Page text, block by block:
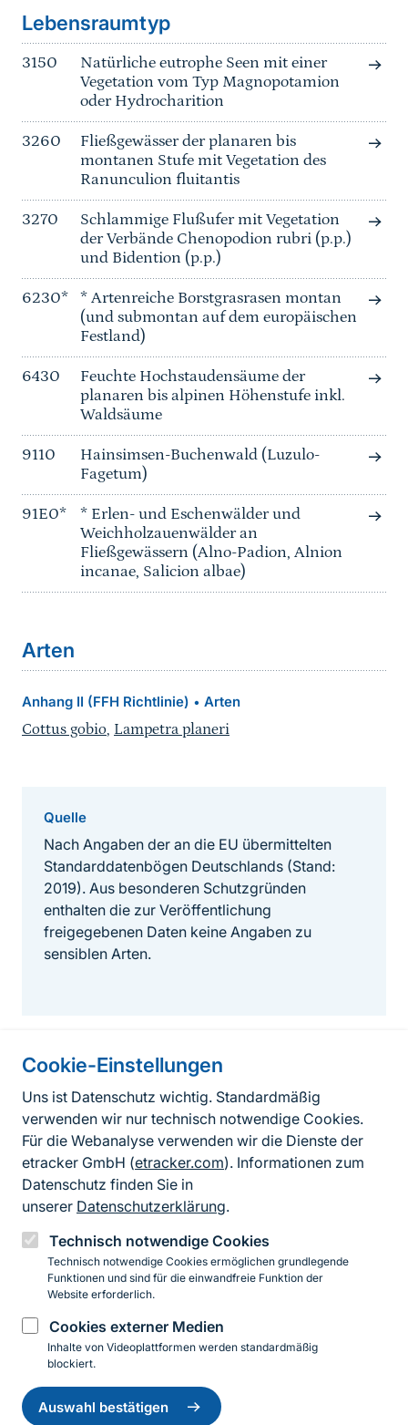
Cookie-Einstellungen
Uns ist Datenschutz wichtig. Standardmäßig
verwenden wir nur technisch notwendige Cookies.
Für die Webanalyse verwenden wir die Dienste der
etracker GmbH (etracker.com). Informationen zum
Datenschutz finden Sie in
unserer Datenschutzerklärung.
Technisch notwendige Cookies
Technisch notwendige Cookies ermöglichen grundlegende
Funktionen und sind für die einwandfreie Funktion der
Website erforderlich.
Cookies externer Medien
Inhalte von Videoplattformen werden standardmäßig
blockiert.
Auswahl bestätigen
Einwilligung
zurückziehen
Lebensraumtyp
3150
Natürliche eutrophe Seen mit einer
Vegetation vom Typ Magnopotamion
oder Hydrocharition
3260
Fließgewässer der planaren bis
montanen Stufe mit Vegetation des
Ranunculion fluitantis
3270
Schlammige Flußufer mit Vegetation
der Verbände Chenopodion rubri (p.p.)
und Bidention (p.p.)
6230*
* Artenreiche Borstgrasrasen montan
(und submontan auf dem europäischen
Festland)
6430
Feuchte Hochstaudensäume der
planaren bis alpinen Höhenstufe inkl.
Waldsäume
9110
Hainsimsen-Buchenwald (Luzulo-
Fagetum)
91E0*
* Erlen- und Eschenwälder und
Weichholzauenwälder an
Fließgewässern (Alno-Padion, Alnion
incanae, Salicion albae)
Arten
Anhang II (FFH Richtlinie) • Arten
Cottus gobio, Lampetra planeri
Quelle
Nach Angaben der an die EU übermittelten
Standarddatenbögen Deutschlands (Stand:
2019). Aus besonderen Schutzgründen
enthalten die zur Veröffentlichung
freigegebenen Daten keine Angaben zu
sensiblen Arten.
Informationen zur Seite
FußzeileKontakt zum BfN
Kontaktformular
Erklärung zur Barrierefreiheit
Impressum
Datenschutz
InstagramFacebookYouTubeLinkedIn
© 2026 Bundesamt für Naturschutz